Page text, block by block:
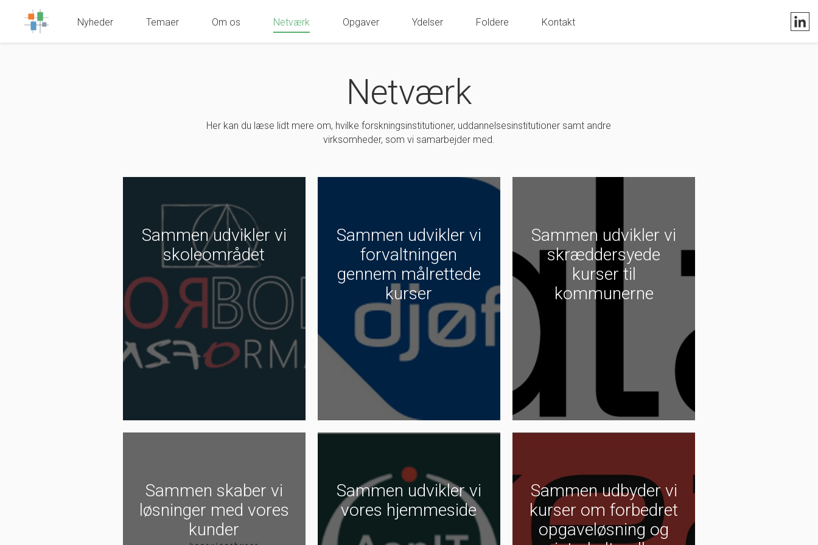
Nyheder Temaer Om os Netværk Opgaver Ydelser Foldere Kontakt
Netværk
Her kan du læse lidt mere om, hvilke forskningsinstitutioner, uddannelsesinstitutioner samt andre
virksomheder, som vi samarbejder med.
Sammen udvikler vi
skoleområdet
Sammen udvikler vi
forvaltningen
gennem målrettede
kurser
Sammen udvikler vi
skræddersyede
kurser til
kommunerne
Sammen skaber vi
løsninger med vores
kunder
Sammen udvikler vi
vores hjemmeside
Sammen udbyder vi
kurser om forbedret
opgaveløsning og